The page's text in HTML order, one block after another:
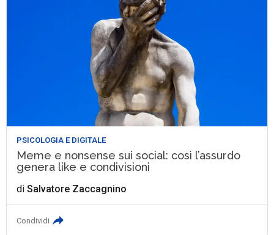
PSICOLOGIA E DIGITALE
Meme e nonsense sui social: così l’assurdo
genera like e condivisioni
diSalvatore Zaccagnino
Condividi